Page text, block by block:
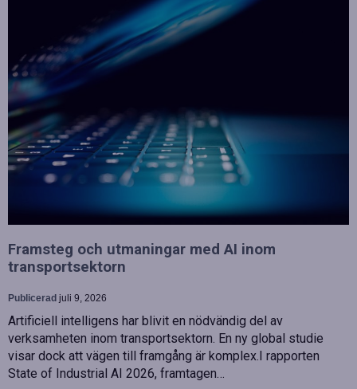
Framsteg och utmaningar med AI inom
transportsektorn
Publicerad juli 9, 2026
Artificiell intelligens har blivit en nödvändig del av
verksamheten inom transportsektorn. En ny global studie
visar dock att vägen till framgång är komplex.I rapporten
State of Industrial AI 2026, framtagen…